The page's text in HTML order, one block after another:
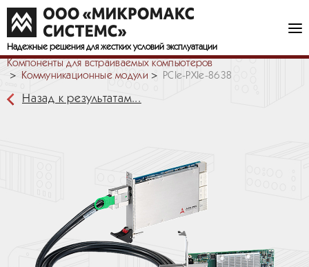
Надежные решения для жестких условий эксплуатации
Компоненты для встраиваемых компьютеров
Коммуникационные модули
PCIe-PXIe-8638
Назад к результатам...